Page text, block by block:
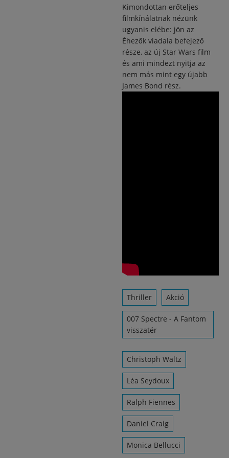
Kimondottan erőteljes
filmkínálatnak nézünk
ugyanis elébe: jön az
Éhezők viadala befejező
része, az új Star Wars film
és ami mindezt nyitja az
nem más mint egy újabb
James Bond rész.
Thriller Akció
007 Spectre - A Fantom
visszatér
Christoph Waltz
Léa Seydoux
Ralph Fiennes
Daniel Craig
Monica Bellucci